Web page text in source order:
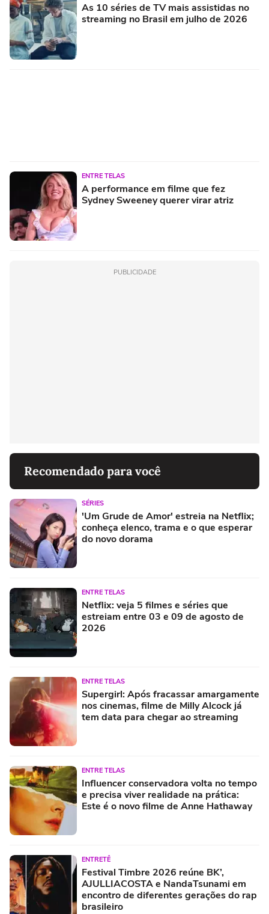
As 10 séries de TV mais assistidas no
streaming no Brasil em julho de 2026
ENTRE TELAS
A performance em filme que fez
Sydney Sweeney querer virar atriz
PUBLICIDADE
Recomendado para você
SÉRIES
'Um Grude de Amor' estreia na Netflix;
conheça elenco, trama e o que esperar
do novo dorama
ENTRE TELAS
Netflix: veja 5 filmes e séries que
estreiam entre 03 e 09 de agosto de
2026
ENTRE TELAS
Supergirl: Após fracassar amargamente
nos cinemas, filme de Milly Alcock já
tem data para chegar ao streaming
ENTRE TELAS
Influencer conservadora volta no tempo
e precisa viver realidade na prática:
Este é o novo filme de Anne Hathaway
ENTRETÊ
Festival Timbre 2026 reúne BK’,
AJULLIACOSTA e NandaTsunami em
encontro de diferentes gerações do rap
brasileiro